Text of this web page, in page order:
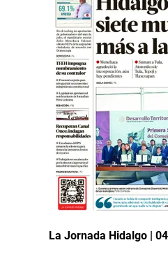
La Jornada Hidalgo |